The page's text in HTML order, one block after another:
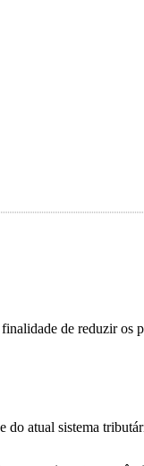
de reduzir os
atual sistema